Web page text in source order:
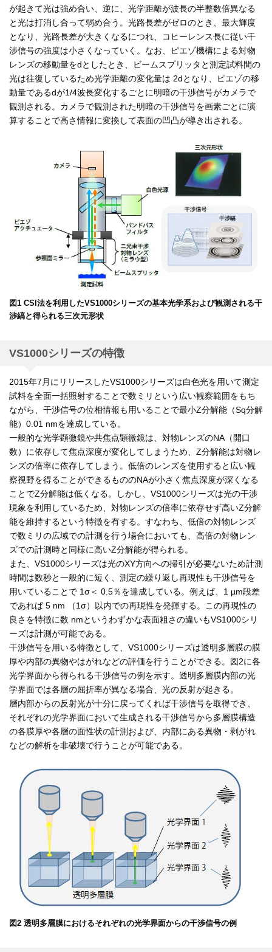
が起きて光は強め合い、逆に、光学距離が波長の半整数倍異なる
と光は打消し合って弱め合う。光路長差がゼロのとき、最大輝度
となり、光路長差が大きくなるにつれ、コヒーレンス長に従い干
渉信号の強度は小さくなっていく。なお、ピエゾ機構による対物
レンズの移動量をdとしたとき、ビームスプリッタと測定試料間の
光は往復しているため光学距離の変化量は 2dとなり、ピエゾの移
動量であるdが1/4波長変化するごとに明暗の干渉信号がカメラで
観測される。カメラで観測された明暗の干渉信号を画素ごとに演
算することで高さ情報に変換して表面の凹凸が導き出される。
図1 CSI法を利用したVS1000シリーズの基本光学系および観測される干
渉縞と得られる三次元形状
VS1000シリーズの特徴
2015年7月にリリースしたVS1000シリーズは白色光を用いて測定
試料を全面一括照射することで数ミリという広い観察範囲をもち
ながら、干渉信号の位相情報も用いることで最小Z分解能（Sq分解
能）0.01 nmを達成している。
一般的な光学顕微鏡や共焦点顕微鏡は、対物レンズのNA（開口
数）に依存して焦点深度が変化してしまうため、Z分解能は対物レ
ンズの倍率に依存してしまう。低倍のレンズを使用すると広い観
察視野を得ることができるもののNAが小さく焦点深度が深くなる
ことでZ分解能は低くなる。しかし、VS1000シリーズは光の干渉
現象を利用しているため、対物レンズの倍率に依存せず高いZ分解
能を維持するという特徴を有する。すなわち、低倍の対物レンズ
で数ミリの広域での計測を行う場合においても、高倍の対物レン
ズでの計測時と同様に高いZ分解能が得られる。
また、VS1000シリーズは光のXY方向への掃引が必要ないため計測
時間は数秒と一般的に短く、測定の繰り返し再現性も干渉信号を
用いていることで 1σ＜ 0.5％を達成している。例えば、1 µm段差
であれば 5 nm （1σ）以内での再現性を発揮する。この再現性の
良さを特徴に数 nmというわずかな表面粗さの違いもVS1000シリ
ーズは計測が可能である。
干渉信号を用いる特徴として、VS1000シリーズは透明多層膜の膜
厚や内部の異物やはがれなどの評価を行うことができる。図2に各
光学界面から得られる干渉信号の例を示す。透明多層膜内部の光
学界面では各層の屈折率が異なる場合、光の反射が起きる。
層内部からの反射光が十分に戻ってくれば干渉信号を取得でき、
それぞれの光学界面において生成される干渉信号から多層膜構造
の各膜厚や各層の面性状の計測および、内部にある異物・剥がれ
などの解析を非破壊で行うことが可能である。
図2 透明多層膜におけるそれぞれの光学界面からの干渉信号の例